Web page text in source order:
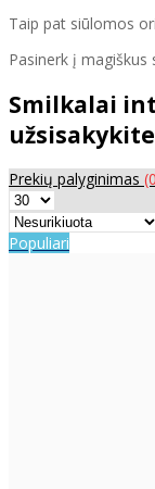
Taip pat siūlomos
Pasinerk į
Smilkalai
užsisakykite
Prekių palyginimas
Populiari